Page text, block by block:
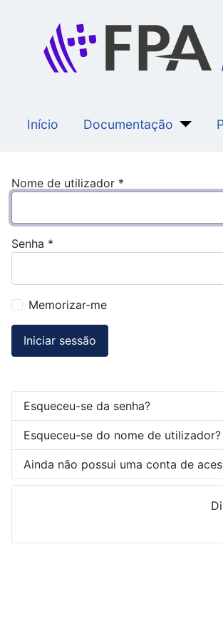
Início Documentação
Nome de utilizador *
Senha *
Memorizar-me
Iniciar sessão
Esqueceu-se da senha?
Esqueceu-se do nome de utilizador?
Ainda não possui uma conta de